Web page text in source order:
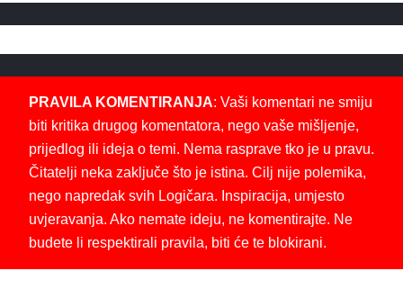
PRAVILA KOMENTIRANJA: Vaši komentari ne smiju
biti kritika drugog komentatora, nego vaše mišljenje,
prijedlog ili ideja o temi. Nema rasprave tko je u pravu.
Čitatelji neka zaključe što je istina. Cilj nije polemika,
nego napredak svih Logičara. Inspiracija, umjesto
uvjeravanja. Ako nemate ideju, ne komentirajte. Ne
budete li respektirali pravila, biti će te blokirani.